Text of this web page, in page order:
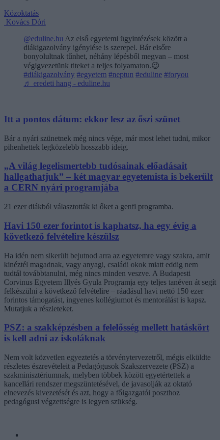
Közoktatás
Kovács Dóri
@eduline.hu Az első egyetemi ügyintézések között a
diákigazolvány igénylése is szerepel. Bár elsőre
bonyolultnak tűnhet, néhány lépésből megvan – most
végigvezetünk titeket a teljes folyamaton.😉
#diákigazolvány #egyetem #neptun #eduline #foryou
♬ eredeti hang - eduline.hu
Itt a pontos dátum: ekkor lesz az őszi szünet
Bár a nyári szünetnek még nincs vége, már most lehet tudni, mikor
pihenhettek legközelebb hosszabb ideig.
„A világ legelismertebb tudósainak előadásait
hallgathatjuk” – két magyar egyetemista is bekerült
a CERN nyári programjába
21 ezer diákból választották ki őket a genfi programba.
Havi 150 ezer forintot is kaphatsz, ha egy évig a
következő felvételire készülsz
Ha idén nem sikerült bejutnod arra az egyetemre vagy szakra, amit
kinéztél magadnak, vagy anyagi, családi okok miatt eddig nem
tudtál továbbtanulni, még nincs minden veszve. A Budapesti
Corvinus Egyetem Illyés Gyula Programja egy teljes tanéven át segít
felkészülni a következő felvételire – ráadásul havi nettó 150 ezer
forintos támogatást, ingyenes kollégiumot és mentorálást is kapsz.
Mutatjuk a részleteket.
PSZ: a szakképzésben a felelősség mellett hatáskört
is kell adni az iskoláknak
Nem volt közvetlen egyeztetés a törvénytervezetről, mégis elküldte
részletes észrevételeit a Pedagógusok Szakszervezete (PSZ) a
szakminisztériumnak, melyben többek között egyetértettek a
kancellári rendszer megszüntetésével, de javasolják az oktató
elnevezés kivezetését és azt, hogy a főigazgatói poszthoz
pedagógusi végzettségre is legyen szükség.